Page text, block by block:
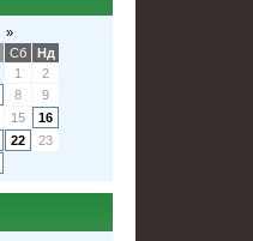
»
Сб
Нд
1
2
8
9
15
16
22
23